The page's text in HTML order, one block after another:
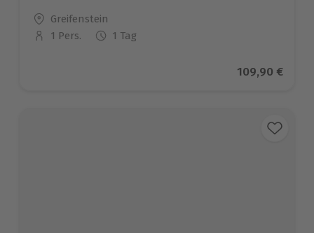
Standort
Greifenstein
Anzahl der Teilnehmer
1 Pers. 1 Tag
Aktueller
109,90 €